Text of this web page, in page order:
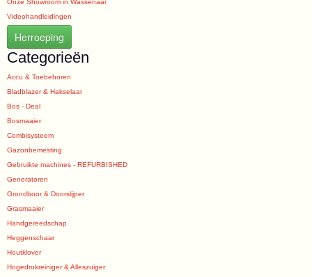
Onze Showroom in Wassenaar
Videohandleidingen
Herroeping
Categorieën
Accu & Toebehoren
Bladblazer & Hakselaar
Bos - Deal
Bosmaaier
Combisysteem
Gazonbemesting
Gebruikte machines - REFURBISHED
Generatoren
Grondboor & Doorslijper
Grasmaaier
Handgereedschap
Heggenschaar
Houtklover
Hogedrukreiniger & Alleszuiger